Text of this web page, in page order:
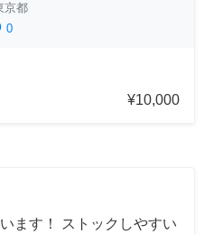
京都
0
¥10,000
ます！ ストックしやすい